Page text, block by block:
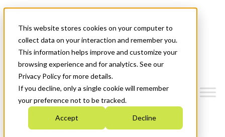
This website stores cookies on your computer to
collect data on your interaction and remember you.
This information helps improve and customize your
browsing experience and for analytics. See our
Privacy Policy for more details.
If you decline, only a single cookie will remember
your preference not to be tracked.
Accept Decline
News & Events
Get Started
Menu
Who We Are
Strategic Plan 2026-2030